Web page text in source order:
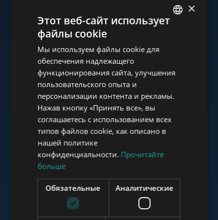
Ознакомьтесь с нашим
портфолио
www.tower-investments.com
HUNGARIAN
ITALIAN
SPANISH
RUSSIAN
×
Этот веб-сайт использует
файлы cookie
Мы используем файлы cookie для
обеспечения надлежащего
функционирования сайта, улучшения
пользовательского опыта и
персонализации контента и рекламы.
Нажав кнопку «Принять все», вы
соглашаетесь с использованием всех
типов файлов cookie, как описано в
нашей политике
конфиденциальности. Прочитайте
больше
Обязательные Аналитические